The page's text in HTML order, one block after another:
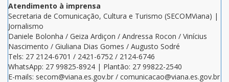
Atendimento à imprensa
Secretaria de Comunicação, Cultura e Turismo (SECOMViana) |
Jornalismo
Daniele Bolonha / Geiza Ardiçon / Andressa Rocon / Vinícius
Nascimento / Giuliana Dias Gomes / Augusto Sodré
Tels: 27 2124-6701 / 2421-6752 / 2124-6746
WhatsApp: 27 99825-8924 | Plantão: 27 99822-2540
E-mails: secom@viana.es.gov.br / comunicacao@viana.es.gov.br